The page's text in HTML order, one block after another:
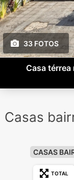
33 FOTOS
Casa térrea
Casas
CASAS
TOTAL